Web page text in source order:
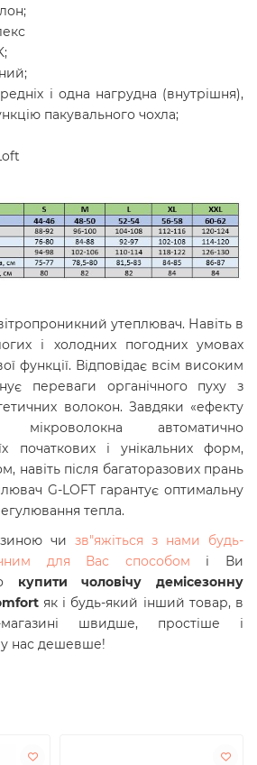
і одна нагрудна (внутрішня),
пакувального чохла;
утеплювач. Навіть в
і холодних погодних умовах
функції. Відповідає всім високим
переваги органічного пуху з
волокон. Завдяки «ефекту
мікроволокна автоматично
початкових і унікальних форм,
навіть після багаторазових прань
G-LOFT гарантує оптимальну
тепла.
чи зв"яжіться з нами будь-
для Вас способом і Ви
купити чоловічу демісезонну
як і будь-який інший товар, в
магазині швидше, простіше і
у нас дешевше!